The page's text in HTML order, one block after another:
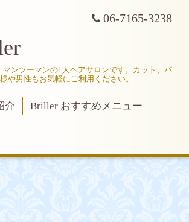
06-7165-3238
ンツーマンの1人ヘアサロンです。カット、パ
や男性もお気軽にご利用ください。
介
Briller おすすめメニュー